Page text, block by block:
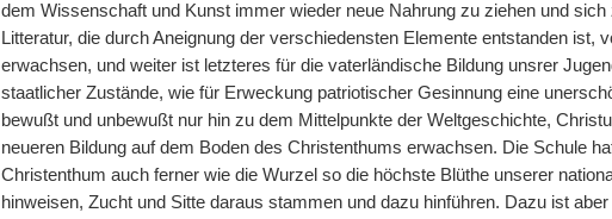
dem Wissenschaft und Kunst immer wieder neue Nahrung zu ziehen und
Litteratur, die durch Aneignung der verschiedensten Elemente entstanden
erwachsen, und weiter ist letzteres für die vaterländische Bildung unsrer
staatlicher Zustände, wie für Erweckung patriotischer Gesinnung eine
bewußt und unbewußt nur hin zu dem Mittelpunkte der Weltgeschichte,
neueren Bildung auf dem Boden des Christenthums erwachsen. Die Schule
Christenthum auch ferner wie die Wurzel so die höchste Blüthe unserer
hinweisen, Zucht und Sitte daraus stammen und dazu hinführen. Dazu ist